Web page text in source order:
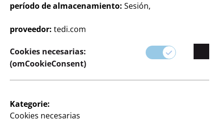
apertura de su tienda
período de almacenamiento: Sesión,
proveedor: tedi.com
Cookies necesarias:
(omCookieConsent)
Kategorie:
Cookies necesarias